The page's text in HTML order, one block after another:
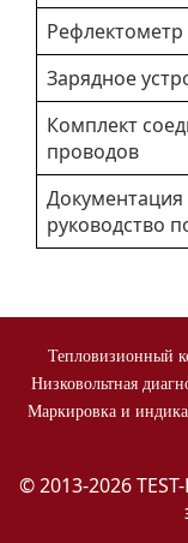
Зарядное
Комплект
проводов
Документация
руководство
Тепловизионный
Низковольтная
Маркировка и
© 2013-2026